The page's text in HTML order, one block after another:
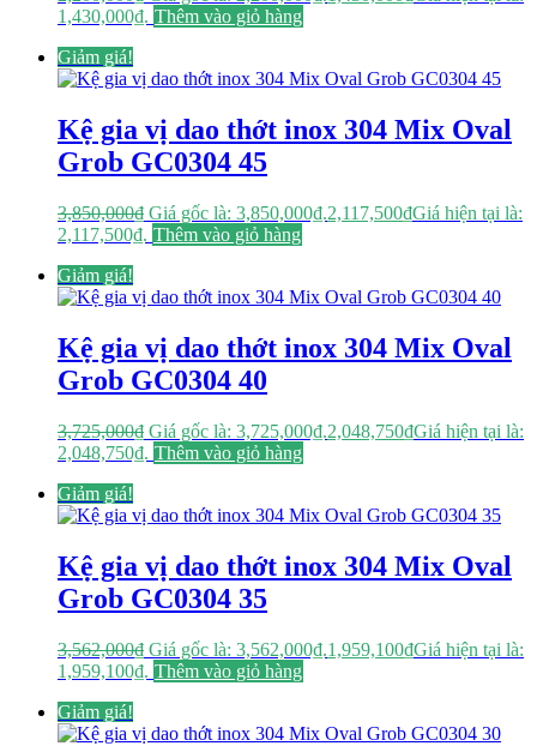
1,430,000₫. Thêm vào giỏ hàng
Giảm giá!
Kệ gia vị dao thớt inox 304 Mix Oval
Grob GC0304 45
3,850,000₫ Giá gốc là: 3,850,000₫.2,117,500₫Giá hiện tại là:
2,117,500₫. Thêm vào giỏ hàng
Giảm giá!
Kệ gia vị dao thớt inox 304 Mix Oval
Grob GC0304 40
3,725,000₫ Giá gốc là: 3,725,000₫.2,048,750₫Giá hiện tại là:
2,048,750₫. Thêm vào giỏ hàng
Giảm giá!
Kệ gia vị dao thớt inox 304 Mix Oval
Grob GC0304 35
3,562,000₫ Giá gốc là: 3,562,000₫.1,959,100₫Giá hiện tại là:
1,959,100₫. Thêm vào giỏ hàng
Giảm giá!